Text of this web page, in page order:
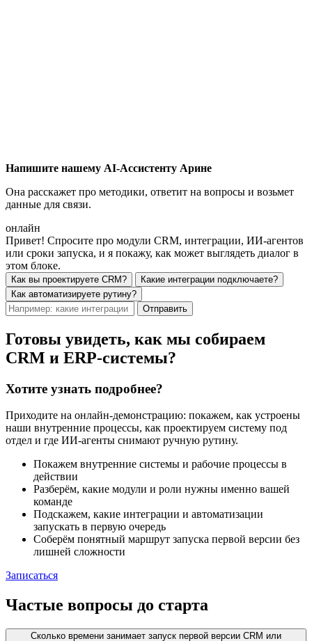
Напишите нашему AI-Ассистенту Арине
Она расскажет про методики, ответит на вопросы и возьмет
данные для связи.
онлайн
Привет! Спросите про модули CRM, интеграции, ИИ-агентов
или сроки запуска, и я покажу, как может выглядеть диалог в
этом блоке.
Как вы проектируете CRM?
Какие интеграции подключаете?
Как автоматизируете рутину?
Отправить
Готовы увидеть, как мы собираем
CRM и ERP-системы?
Хотите узнать подробнее?
Приходите на онлайн-демонстрацию: покажем, как устроены
наши внутренние процессы, как проектируем систему под
отдел и где ИИ-агенты снимают ручную рутину.
Покажем внутренние системы и рабочие процессы в
действии
Разберём, какие модули и роли нужны именно вашей
команде
Подскажем, какие интеграции и автоматизации
запускать в первую очередь
Соберём понятный маршрут запуска первой версии без
лишней сложности
Записаться
Частые вопросы до старта
Сколько времени занимает запуск первой версии CRM или